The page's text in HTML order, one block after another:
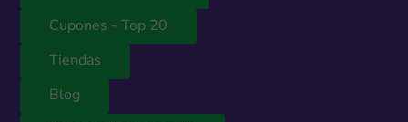
Cupones - Top 20
Tiendas
Blog